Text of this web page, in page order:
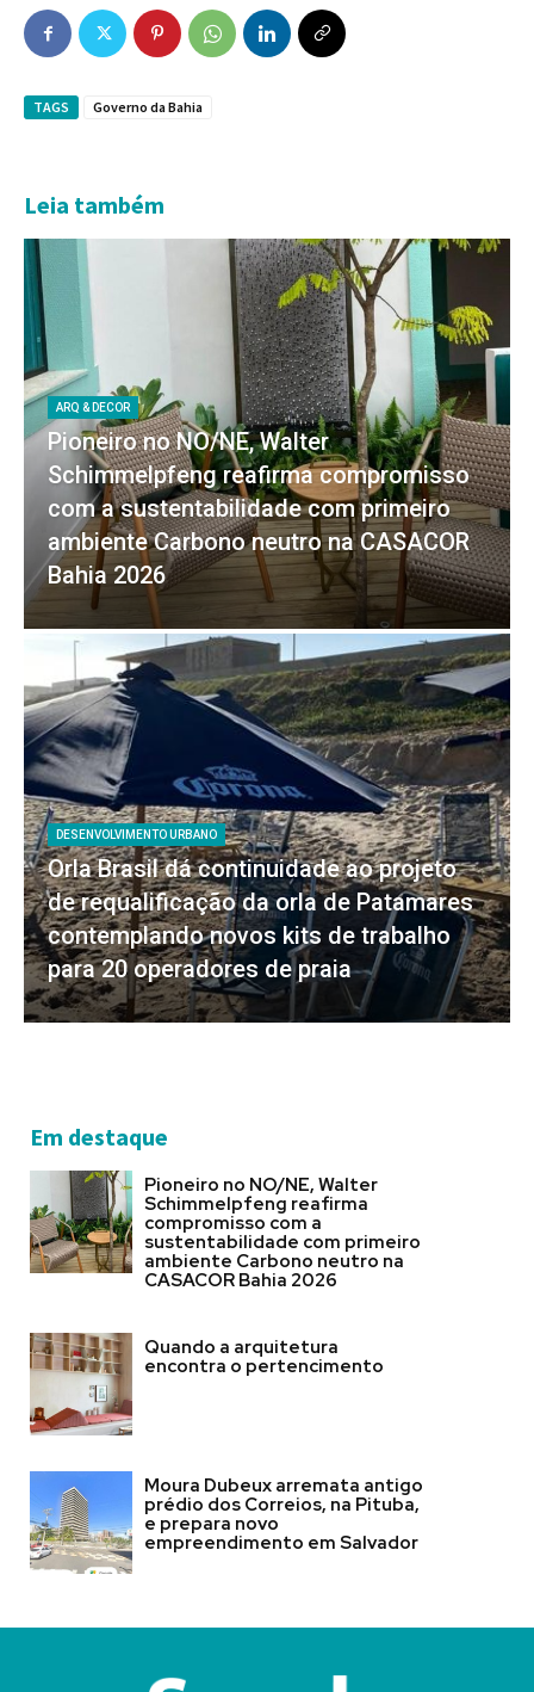
TAGS Governo da Bahia
Leia também
ARQ & DECOR
Pioneiro no NO/NE, Walter
Schimmelpfeng reafirma compromisso
com a sustentabilidade com primeiro
ambiente Carbono neutro na CASACOR
Bahia 2026
DESENVOLVIMENTO URBANO
Orla Brasil dá continuidade ao projeto
de requalificação da orla de Patamares
contemplando novos kits de trabalho
para 20 operadores de praia
Em destaque
Pioneiro no NO/NE, Walter
Schimmelpfeng reafirma
compromisso com a
sustentabilidade com primeiro
ambiente Carbono neutro na
CASACOR Bahia 2026
Quando a arquitetura
encontra o pertencimento
Moura Dubeux arremata antigo
prédio dos Correios, na Pituba,
e prepara novo
empreendimento em Salvador